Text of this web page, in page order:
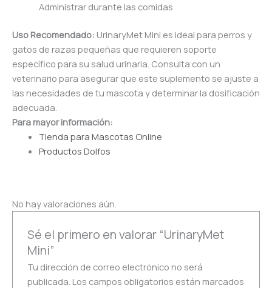
Administrar durante las comidas
Uso Recomendado: UrinaryMet Mini es ideal para perros y
gatos de razas pequeñas que requieren soporte
específico para su salud urinaria. Consulta con un
veterinario para asegurar que este suplemento se ajuste a
las necesidades de tu mascota y determinar la dosificación
adecuada.
Para mayor información:
Tienda para Mascotas Online
Productos Dolfos
No hay valoraciones aún.
Sé el primero en valorar “UrinaryMet
Mini”
Tu dirección de correo electrónico no será
publicada. Los campos obligatorios están marcados